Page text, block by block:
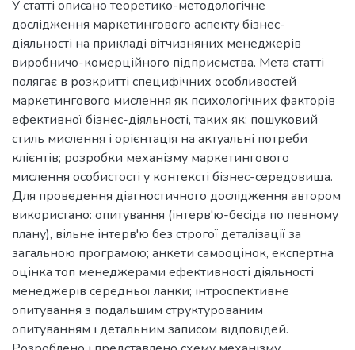
У статті описано теоретико-методологічне
дослідження маркетингового аспекту бізнес-
діяльності на прикладі вітчизняних менеджерів
виробничо-комерційного підприємства. Мета статті
полягає в розкритті специфічних особливостей
маркетингового мислення як психологічних факторів
ефективної бізнес-діяльності, таких як: пошуковий
стиль мислення і орієнтація на актуальні потреби
клієнтів; розробки механізму маркетингового
мислення особистості у контексті бізнес-середовища.
Для проведення діагностичного дослідження автором
використано: опитування (інтерв'ю-бесіда по певному
плану), вільне інтерв'ю без строгої деталізації за
загальною програмою; анкети самооцінок, експертна
оцінка топ менеджерами ефективності діяльності
менеджерів середньої ланки; інтроспективне
опитування з подальшим структурованим
опитуванням і детальним записом відповідей.